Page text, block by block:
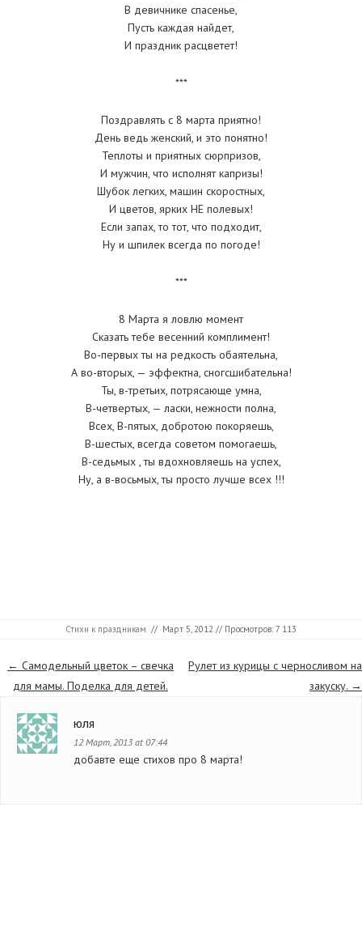
В девичнике спасенье,
Пусть каждая найдет,
И праздник расцветет!
***
Поздравлять с 8 марта приятно!
День ведь женский, и это понятно!
Теплоты и приятных сюрпризов,
И мужчин, что исполнят капризы!
Шубок легких, машин скоростных,
И цветов, ярких НЕ полевых!
Если запах, то тот, что подходит,
Ну и шпилек всегда по погоде!
***
8 Марта я ловлю момент
Сказать тебе весенний комплимент!
Во-первых ты на редкость обаятельна,
А во-вторых, — эффектна, сногсшибательна!
Ты, в-третьих, потрясающе умна,
В-четвертых, — ласки, нежности полна,
Всех, В-пятых, добротою покоряешь,
В-шестых, всегда советом помогаешь,
В-седьмых , ты вдохновляешь на успех,
Ну, а в-восьмых, ты просто лучше всех !!!
Стихи к праздникам // Март 5, 2012 // Просмотров: 7 113
Страницы
← Самодельный цветок – свечка
для мамы. Поделка для детей.
Рулет из курицы с черносливом на
закуску. →
юля
12 Март, 2013 at 07:44
добавте еще стихов про 8 марта!